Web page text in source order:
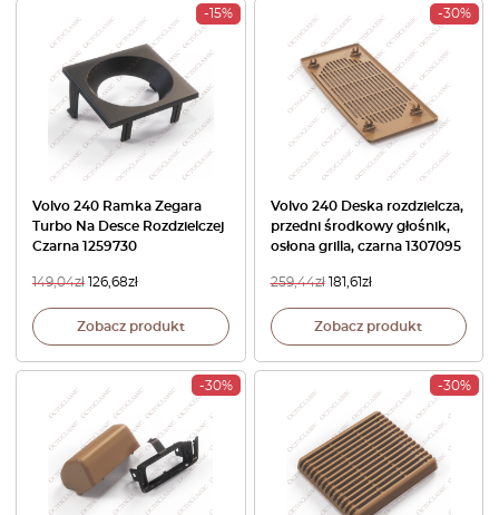
-15%
Volvo 240 Ramka Zegara
Turbo Na Desce Rozdzielczej
Czarna 1259730
149,04zł 126,68zł
Zobacz produkt
-30%
Volvo 240 Deska rozdzielcza,
przedni środkowy głośnik,
osłona grilla, czarna 1307095
259,44zł 181,61zł
Zobacz produkt
-30% -30%